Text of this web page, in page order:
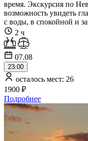
время. Экскурсия по
возможность увидеть
с воды, в спокойной и
2 ч
07.08
23:00
осталось мест: 26
1900 ₽
Подробнее